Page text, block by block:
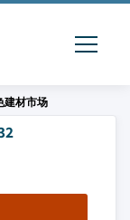
建材市场